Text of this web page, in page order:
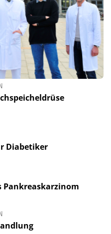
Diabetiker
Pankreaskarzinom